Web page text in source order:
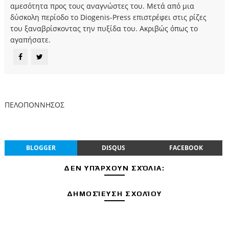
αμεσότητα προς τους αναγνώστες του. Μετά από μια
δύσκολη περίοδο το Diogenis-Press επιστρέφει στις ρίζες
του ξαναβρίσκοντας την πυξίδα του. Ακριβώς όπως το
αγαπήσατε.
ΠΕΛΟΠΟΝΝΗΣΟΣ
BLOGGER DISQUS FACEBOOK
ΔΕΝ ΥΠΆΡΧΟΥΝ ΣΧΌΛΙΑ:
ΔΗΜΟΣΊΕΥΣΗ ΣΧΟΛΊΟΥ